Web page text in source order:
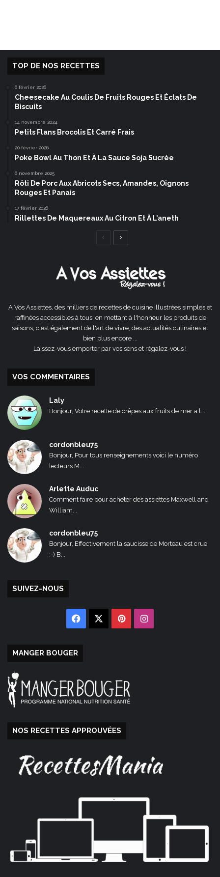
TOP DE NOS RECETTES
6 février 2026
Cheesecake Au Coulis De Fruits Rouges Et Éclats De
Biscuits
14 novembre 2024
Petits Flans Brocolis Et Carré Frais
20 février 2026
Poke Bowl Au Thon Et À La Sauce Soja Sucrée
6 novembre 2025
Rôti De Porc Aux Abricots Secs, Amandes, Oignons
Rouges Et Panais
17 février 2026
Rillettes De Maquereaux Au Citron Et À L’aneth
Page
A Vos Assiettes, des milliers de recettes de cuisine illustrées simples et
raffinées accessibles à tous, en mettant à l'honneur les produits de
saisons, c'est également de l'art de vivre, des actualités culinaires et
bien plus encore ...
Laissez-vous emporter par vos sens et régalez-vous !
VOS COMMENTAIRES
Laly
Bonjour, Votre recette de crêpes aux fruits de mer a l...
cordonbleu75
Bonjour, Pour tous renseignements voici le numéro
lecteurs M...
Arlette Auduc
Comment faire pour acheter des assiettes Maxwell and
William...
cordonbleu75
Bonjour, Effectivement la saucisse de Morteau est crue
:-) B...
SUIVEZ-NOUS
Facebook PinterestInstagram
MANGER BOUGER
NOS RECETTES APPROUVÉES